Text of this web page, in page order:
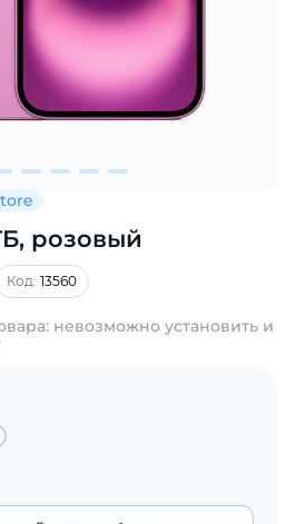
розовый
Код: 13560
невозможно установить и
банка
% будут
недели